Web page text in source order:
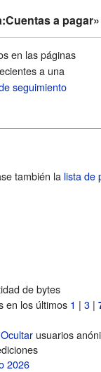
a pagar»
en las páginas
a una
seguimiento
también la lista de
de bytes
en los últimos 1 |3 |
Ocultar usuarios
2026